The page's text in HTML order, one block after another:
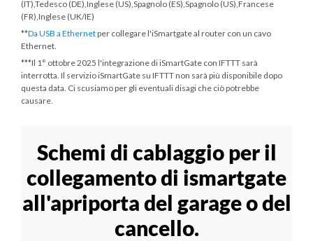
(IT),Tedesco (DE),Inglese (US),Spagnolo (ES),Spagnolo (US),Francese
(FR),Inglese (UK/IE)
**Da USB a Ethernetper collegare l'iSmartgate al router con un cavo
Ethernet.
***Il 1° ottobre 2025 l'integrazione di iSmartGate con IFTTT sarà
interrotta. Il servizio iSmartGate su IFTTT non sarà più disponibile dopo
questa data. Ci scusiamo per gli eventuali disagi che ciò potrebbe
causare.
Schemi di cablaggio per il
collegamento di ismartgate
all'apriporta del garage o del
cancello.